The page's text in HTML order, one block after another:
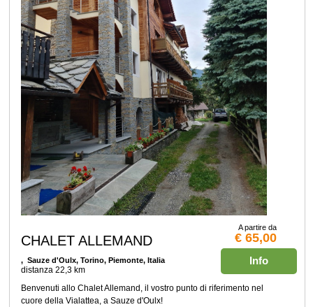
A partire da
€ 65,00
Info
CHALET ALLEMAND
, Sauze d'Oulx, Torino, Piemonte, Italia
distanza 22,3 km
Benvenuti allo Chalet Allemand, il vostro punto di riferimento nel
cuore della Vialattea, a Sauze d'Oulx!